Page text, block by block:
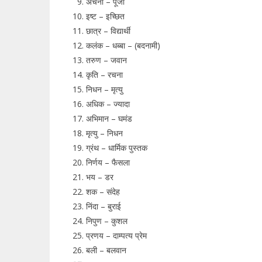
इष्ट – इच्छित
छात्र – विद्यार्थी
कलंक – धब्बा – (बदनामी)
तरुण – जवान
कृति – रचना
निधन – मृत्यु
अधिक – ज्यादा
अभिमान – घमंड
मृत्यु – निधन
ग्रंथ – धार्मिक पुस्तक
निर्णय – फैसला
भय – डर
शक – संदेह
निंदा – बुराई
निपुण – कुशल
प्रणय – दाम्पत्य प्रेम
बली – बलवान